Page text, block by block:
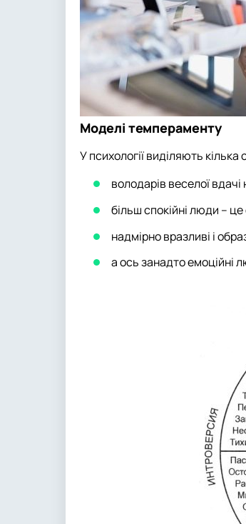
Моделі темпераменту
У психології виділяють
володарів веселої
більш спокійні люди –
надмірно вразливі і
а ось занадто емоційні